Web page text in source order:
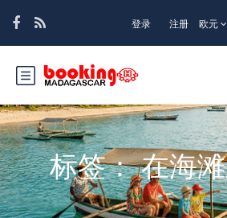
登录 注册 欧元
标签：在海